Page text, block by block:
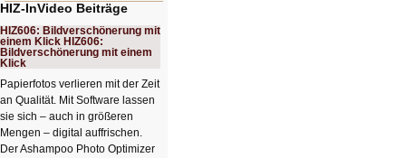
HIZ-InVideo Beiträge
HIZ606: Bildverschönerung mit
einem Klick HIZ606:
Bildverschönerung mit einem
Klick
Papierfotos verlieren mit der Zeit
an Qualität. Mit Software lassen
sie sich – auch in größeren
Mengen – digital auffrischen.
Der Ashampoo Photo Optimizer